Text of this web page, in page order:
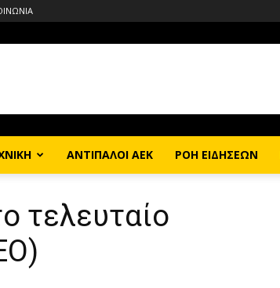
ΑΝΤΙΠΑΛΟΙ ΑΕΚ ΡΟΗ ΕΙΔΗΣΕΩΝ
τελευταίο